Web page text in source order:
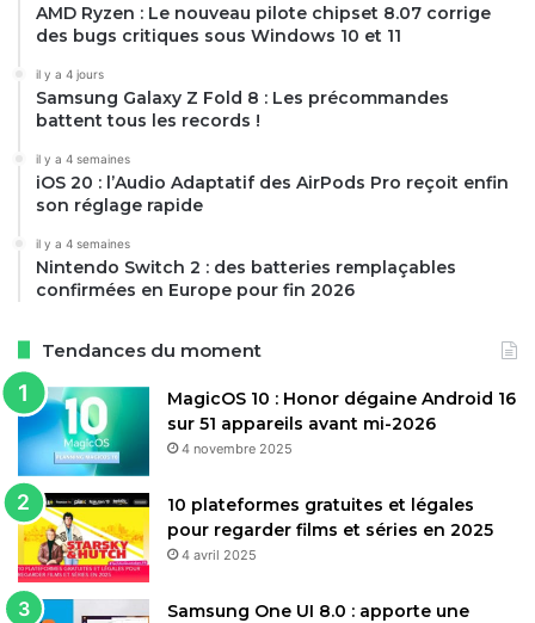
Le design du Dreame H15 Mix privilégie la robustesse et la
maniabilité, malgré un poids de 5,7 kg qui peut se faire
sentir sur de longues sessions. Les roulettes
omnidirectionnelles et l’inclinaison à 180 degrés facilitent
les manœuvres sous les meubles, tandis que l’écran
couleur affiche en temps réel le niveau de saleté et la
batterie restante. Cependant, l’ensemble reste encombrant
une fois rangé, et le vidage du réservoir en mode balai
demande quelques gestes supplémentaires.
En termes d’avantages, ce modèle excelle par son rapport
qualité-prix face à l’achat d’appareils séparés, qui pourrait
dépasser les 1 400 euros, et par ses innovations comme le
dosage intelligent du produit nettoyant. Les inconvénients
incluent un bruit modéré (jusqu’à 72 dB) et une puissance
en mode balai légèrement inférieure à celle de leaders
comme Dyson. Globalement, les retours clients sur des
sites comme Amazon mettent en avant sa valeur pour un
nettoyage multifonctionnel, avec une note moyenne autour
de 4,5 étoiles pour les modèles H15.
AMD Ryzen : Le nouveau pilote chipset 8.07 corrige
des bugs critiques sous Windows 10 et 11
il y a 4 jours
Samsung Galaxy Z Fold 8 : Les précommandes
battent tous les records !
il y a 4 semaines
iOS 20 : l’Audio Adaptatif des AirPods Pro reçoit enfin
son réglage rapide
il y a 4 semaines
Nintendo Switch 2 : des batteries remplaçables
confirmées en Europe pour fin 2026
Tendances du moment
MagicOS 10 : Honor dégaine Android 16
sur 51 appareils avant mi-2026
4 novembre 2025
10 plateformes gratuites et légales
pour regarder films et séries en 2025
4 avril 2025
Samsung One UI 8.0 : apporte une